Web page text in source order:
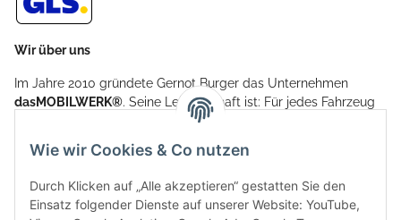
Wir über uns
Im Jahre 2010 gründete Gernot Burger das Unternehmen
dasMOBILWERK®. Seine Leidenschaft ist: Für jedes Fahrzeug
ein Car Cover anzubieten - passgenau und individuell.
weitere Produkte, wie Reifenschuhe, Hardtopständer hinzu.
sind mit hochwertigen Techniken und Materialien gefertigt.
Wie wir Cookies & Co nutzen
Durch Klicken auf „Alle akzeptieren“ gestatten Sie den
Einsatz folgender Dienste auf unserer Website: YouTube,